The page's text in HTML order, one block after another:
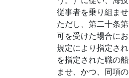
従事者を乗り組ま
ただし、第二十条
可を受けた場合に
規定により指定さ
を指定された職の
ませ、かつ、同項